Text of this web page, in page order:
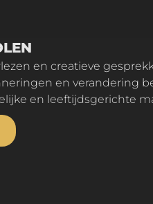
en verandering
en leeftijdsgerichte